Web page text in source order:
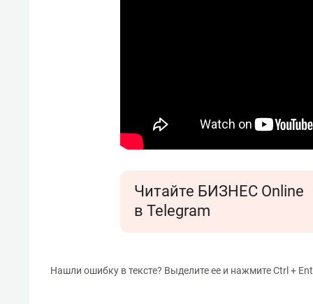
Читайте БИЗНЕС Online
в Telegram
Нашли ошибку в тексте? Выделите ее и нажмите Ctrl +